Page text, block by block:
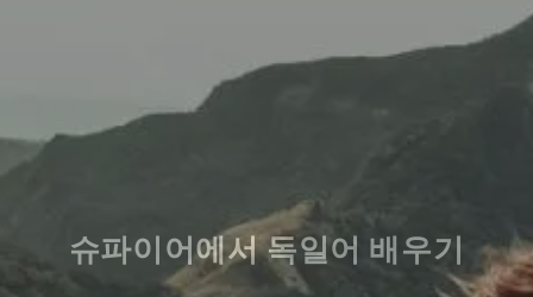
슈파이어에서 독일어 배우기